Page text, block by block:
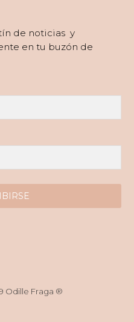
de noticias y
en tu buzón de
Odille Fraga ®